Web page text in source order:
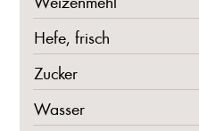
Hefe, frisch
Zucker
Wasser